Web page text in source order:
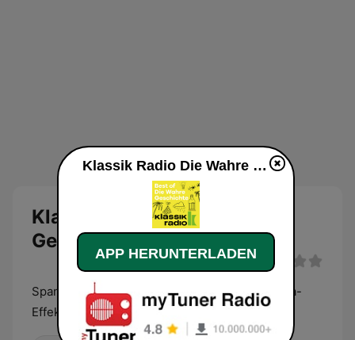
Klassik Radio Die Wahre
Geschichte Live
Spannende Geschichten im Kurzformat mit Aha-
Effekt.
Klassik Radio Die Wahre Geschichte live
APP HERUNTERLADEN